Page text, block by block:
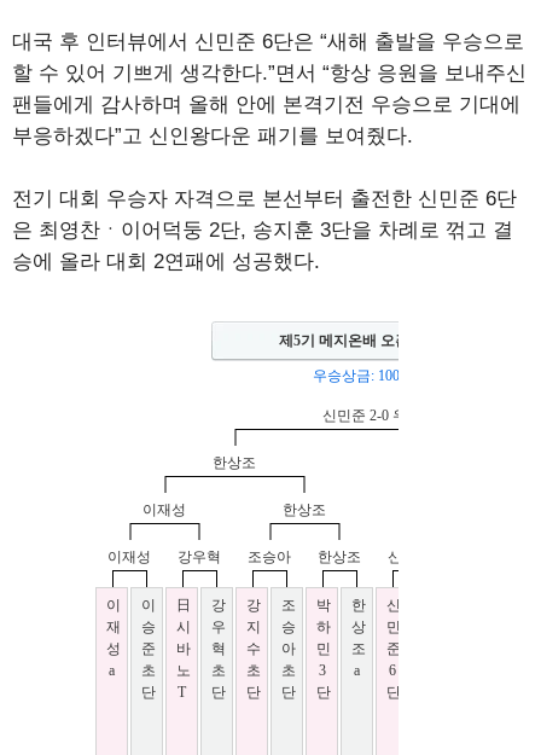
대국 후 인터뷰에서 신민준 6단은 “새해 출발을 우승으로
할 수 있어 기쁘게 생각한다.”면서 “항상 응원을 보내주신
팬들에게 감사하며 올해 안에 본격기전 우승으로 기대에
부응하겠다”고 신인왕다운 패기를 보여줬다.
전기 대회 우승자 자격으로 본선부터 출전한 신민준 6단
은 최영찬ㆍ이어덕둥 2단, 송지훈 3단을 차례로 꺾고 결
승에 올라 대회 2연패에 성공했다.